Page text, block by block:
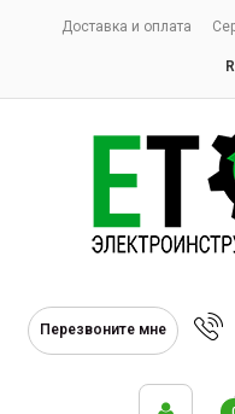
Доставка и оплата
Перезвоните мне